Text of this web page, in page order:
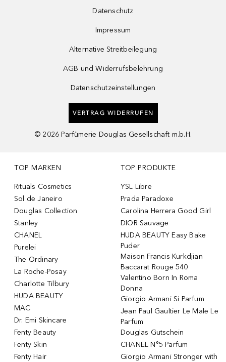
Datenschutz
Impressum
Alternative Streitbeilegung
AGB und Widerrufsbelehrung
Datenschutzeinstellungen
VERTRAG WIDERRUFEN
© 2026 Parfümerie Douglas Gesellschaft m.b.H.
TOP MARKEN
Rituals Cosmetics
Sol de Janeiro
Douglas Collection
Stanley
CHANEL
Purelei
The Ordinary
La Roche-Posay
Charlotte Tilbury
HUDA BEAUTY
MAC
Dr. Emi Skincare
Fenty Beauty
Fenty Skin
Fenty Hair
TOP PRODUKTE
YSL Libre
Prada Paradoxe
Carolina Herrera Good Girl
DIOR Sauvage
HUDA BEAUTY Easy Bake
Puder
Maison Francis Kurkdjian
Baccarat Rouge 540
Valentino Born In Roma
Donna
Giorgio Armani Si Parfum
Jean Paul Gaultier Le Male Le
Parfum
Douglas Gutschein
CHANEL N°5 Parfum
Giorgio Armani Stronger with